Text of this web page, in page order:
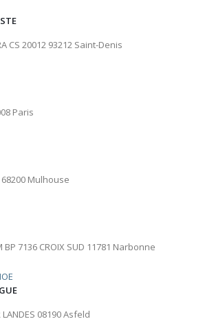
CS 20012 93212 Saint-Denis
Paris
68200 Mulhouse
BP 7136 CROIX SUD 11781 Narbonne
LANDES 08190 Asfeld